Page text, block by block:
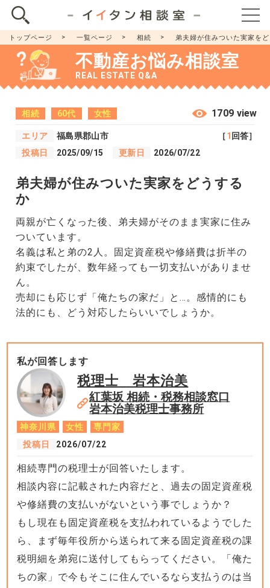
トップページ 一覧ページ 相続 弟夫婦が住みついた実家を
不動産お悩み相談室
REAL ESTATE Q&A
相続 60代 女性
エリア
福島県郡山市
投稿日
2025/09/15 更新日 2026/07/22
［1 回答］
1709 view
弟夫婦が住みついた実家をどうする
か
両親が亡くなった後、弟夫婦がそのまま実家に住み
ついています。
名義は私と弟の2人。固定資産税や修繕費は折半の
約束でしたが、数年経っても一切支払いがありませ
ん。
売却にも応じず「俺たちの家だ」と…。感情的にも
法的にも、どう対応したらいいでしょうか。
私が回答します
税理士 岩本治美
紅葉坂 相続・税務相談窓口
岩本治美税理士事務所
神奈川県 女性
専門家
投稿日
2026/07/22
相続専門の税理士が回答いたします。
相談内容に記載された内容だと、過去の固定資産税
や修繕費の支払いがないという事でしょうか？
もし現在も固定資産税を支払われているようでした
ら、まず毎年役所から送られて来る固定資産税の課
税明細を弟宛に送付してもらってください。「俺た
ちの家」で今もそこに住んでいるなら支払うのは当